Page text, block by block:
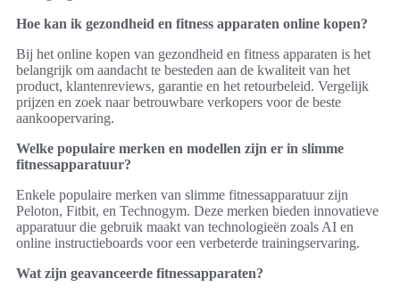
Hoe kan ik gezondheid en fitness apparaten online kopen?
Bij het online kopen van gezondheid en fitness apparaten is het
belangrijk om aandacht te besteden aan de kwaliteit van het
product, klantenreviews, garantie en het retourbeleid. Vergelijk
prijzen en zoek naar betrouwbare verkopers voor de beste
aankoopervaring.
Welke populaire merken en modellen zijn er in slimme
fitnessapparatuur?
Enkele populaire merken van slimme fitnessapparatuur zijn
Peloton, Fitbit, en Technogym. Deze merken bieden innovatieve
apparatuur die gebruik maakt van technologieën zoals AI en
online instructieboards voor een verbeterde trainingservaring.
Wat zijn geavanceerde fitnessapparaten?